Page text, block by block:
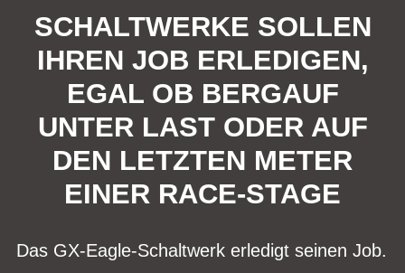
SCHALTWERKE SOLLEN
IHREN JOB ERLEDIGEN,
EGAL OB BERGAUF
UNTER LAST ODER AUF
DEN LETZTEN METER
EINER RACE-STAGE
Das GX-Eagle-Schaltwerk erledigt seinen Job.